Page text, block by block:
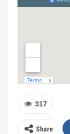
317
Share